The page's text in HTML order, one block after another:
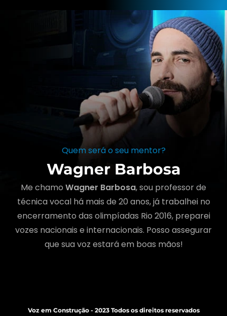
Quem será o seu mentor?
Wagner Barbosa
Me chamo Wagner Barbosa, sou professor de
técnica vocal há mais de 20 anos, já trabalhei no
encerramento das olimpíadas Rio 2016, preparei
vozes nacionais e internacionais. Posso assegurar
que sua voz estará em boas mãos!
Voz em Construção - 2023 Todos os direitos reservados